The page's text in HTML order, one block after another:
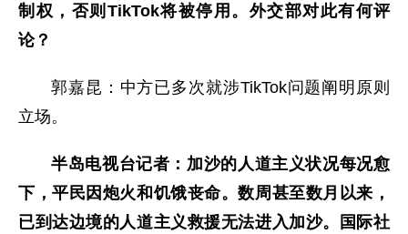
制权，否则TikTok将被停用。外交部对此有何评
论？
郭嘉昆： 中方已多次就涉TikTok问题阐明原则
立场。
半岛电视台记者：加沙的人道主义状况每况愈
下，平民因炮火和饥饿丧命。数周甚至数月以来，
已到达边境的人道主义救援无法进入加沙。国际社